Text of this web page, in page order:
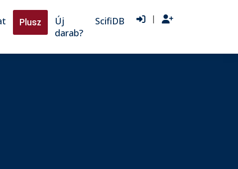
Plusz
Új
darab?
ScifiDB |